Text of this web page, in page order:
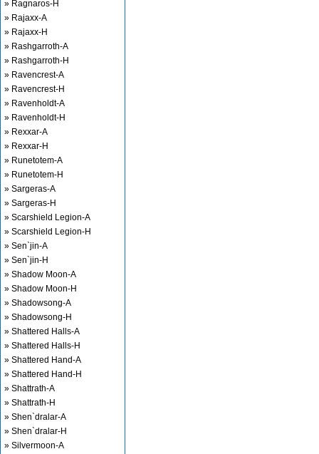
» Ragnaros-H
» Rajaxx-A
» Rajaxx-H
» Rashgarroth-A
» Rashgarroth-H
» Ravencrest-A
» Ravencrest-H
» Ravenholdt-A
» Ravenholdt-H
» Rexxar-A
» Rexxar-H
» Runetotem-A
» Runetotem-H
» Sargeras-A
» Sargeras-H
» Scarshield Legion-A
» Scarshield Legion-H
» Sen`jin-A
» Sen`jin-H
» Shadow Moon-A
» Shadow Moon-H
» Shadowsong-A
» Shadowsong-H
» Shattered Halls-A
» Shattered Halls-H
» Shattered Hand-A
» Shattered Hand-H
» Shattrath-A
» Shattrath-H
» Shen`dralar-A
» Shen`dralar-H
» Silvermoon-A